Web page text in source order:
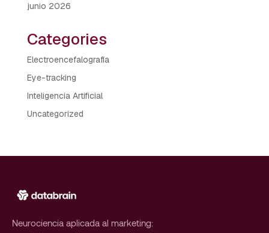
junio 2026
Categories
Electroencefalografía
Eye-tracking
Inteligencia Artificial
Uncategorized
Neurociencia aplicada al marketing: